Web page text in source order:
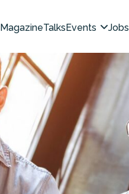
MagazineTalksEvents Jobs